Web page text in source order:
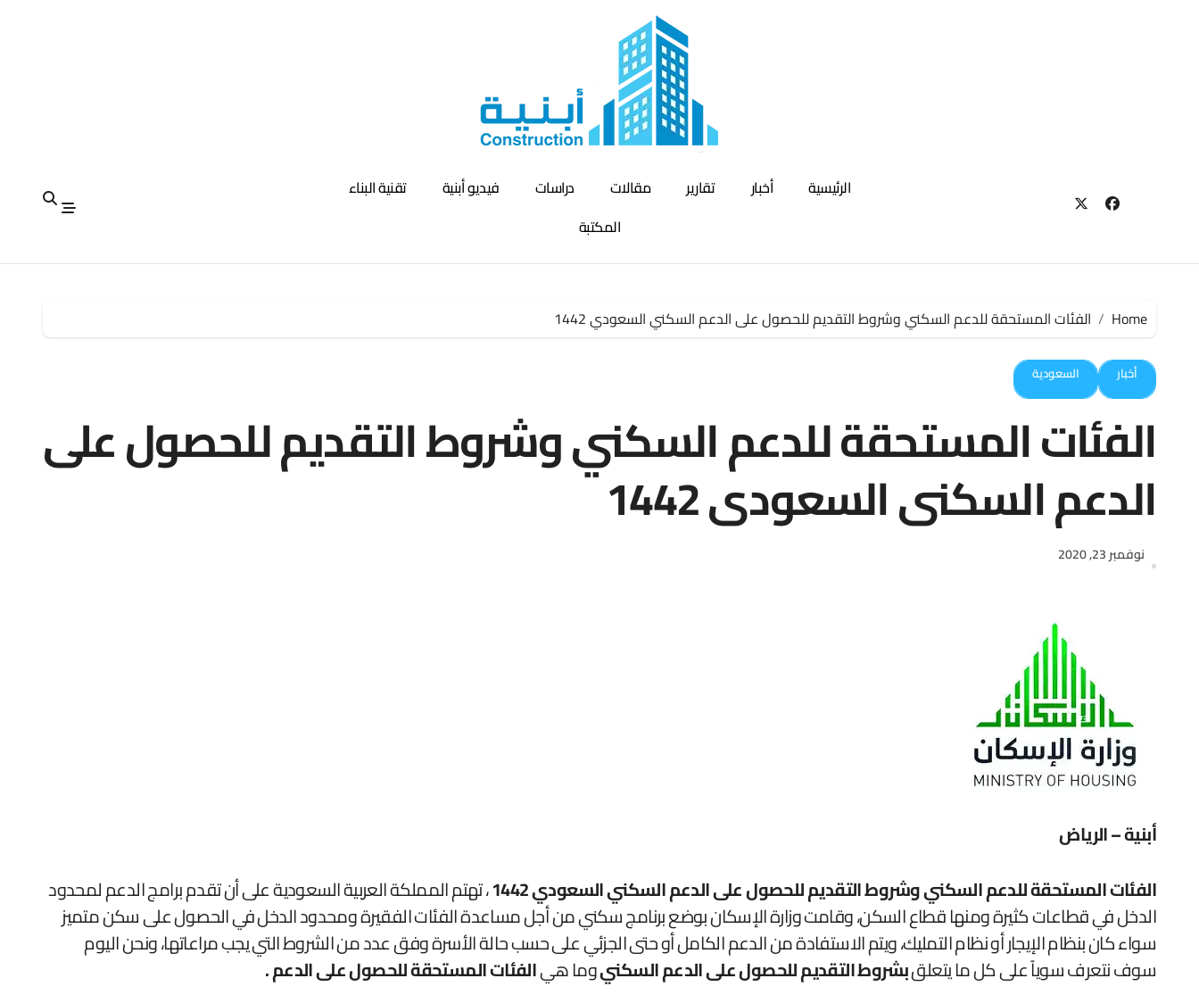
الرئيسية أخبار تقارير مقالات دراسات فيديو أبنية
تقنية البناء
المكتبة
Home الفئات المستحقة للدعم السكني وشروط التقديم للحصول على الدعم السكني السعودي 1442
أخبار السعودية
الفئات المستحقة للدعم السكني وشروط التقديم للحصول على
الدعم السكني السعودي 1442
نوفمبر 23, 2020
أبنية – الرياض
الفئات المستحقة للدعم السكني وشروط التقديم للحصول على الدعم السكني السعودي 1442
، تهتم المملكة العربية السعودية على أن تقدم برامج الدعم لمحدود
الدخل في قطاعات كثيرة ومنها قطاع السكن، وقامت وزارة الإسكان بوضع برنامج سكني من أجل مساعدة الفئات الفقيرة ومحدود الدخل في الحصول على سكن متميز
سواء كان بنظام الإيجار أو نظام التمليك، ويتم الاستفادة من الدعم الكامل أو حتى الجزئي على حسب حالة الأسرة وفق عدد من الشروط التي يجب مراعاتها، ونحن اليوم
سوف نتعرف سوياً على كل ما يتعلقبشروط التقديم للحصول على الدعم السكنيوما هيالفئات المستحقة للحصول على الدعم .